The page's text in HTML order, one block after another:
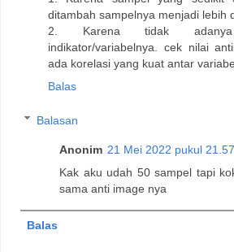
ditambah sampelnya menjadi lebih
2. Karena tidak
indikator/variabelnya. cek nilai
ada korelasi yang kuat antar
Balas
Balasan
Anonim 21 Mei 2022 pukul 21.57
Kak aku udah 50 sampel tapi
sama anti image nya
Balas